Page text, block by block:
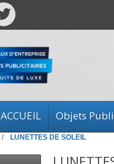
ACCUEIL Objets
LUNETTES DE SOLEIL